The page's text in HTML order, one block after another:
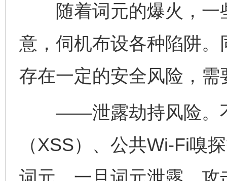
随着词元的爆火，一
意，伺机布设各种陷阱
存在一定的安全风险，
——泄露劫持风险。不
（XSS）、公共Wi-Fi嗅